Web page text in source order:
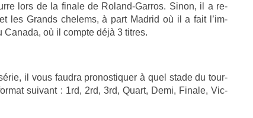
lors de la fin­ale de Roland-Garros. Sinon, il a re­
les Grands chelems, à part Mad­rid où il a fait l’im­
Canada, où il com­pte déjà 3 tit­res.
il vous faud­ra pro­nos­tiqu­er à quel stade du tour­
suivant : 1rd, 2rd, 3rd, Quart, Demi, Fin­ale, Vic­